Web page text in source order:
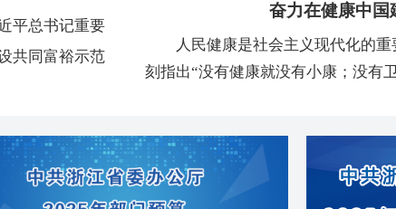
平总书记重要
共同富裕示范
奋力在健康中国
人民健康是社会主义现代化的
刻指出“没有健康就没有小康；没有